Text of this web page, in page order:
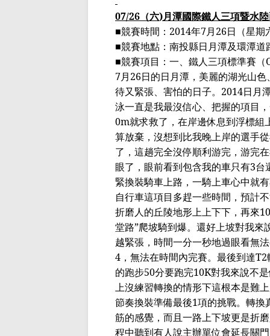
07/26 （六)月潭國際鐵人三項暨水
■競賽時間： 2014年7月26日（星期
■競賽地點：南投縣日月潭及環潭道
■競賽項目：一、鐵人三項標準賽（
7月26日的日月潭，美麗的湖光山
待又緊張、害怕的日子。 2014日月
泳一直是我最沒信心、把握的項目，
0m就求救了，在岸邊休息到浮標組
算放棄，沒想到比我晚上岸的選手
了，這趟完全沒停順利游完， 游完
眼了，眼前看到包含我的車只有3台
緊換裝騎車上路， 一騎上車心中就
自行車這項目多趕一些時間，預計
折磨人的丘陵地形上上下下，再來
堂路”爬坡騎到爆。還好上坡對我來
越緊張，時間一分一秒地過眼看無
4 ，無法在時間內完賽。最後到達T2
的跑步50分要跑完10K對我來說不
上沒練習轉換的情形下這根本是難
節奏換裝準備最後1項的挑戰。轉換
筋的感覺，而且一路上下坡更是折
程中聽到有人說主辦單位會延長關